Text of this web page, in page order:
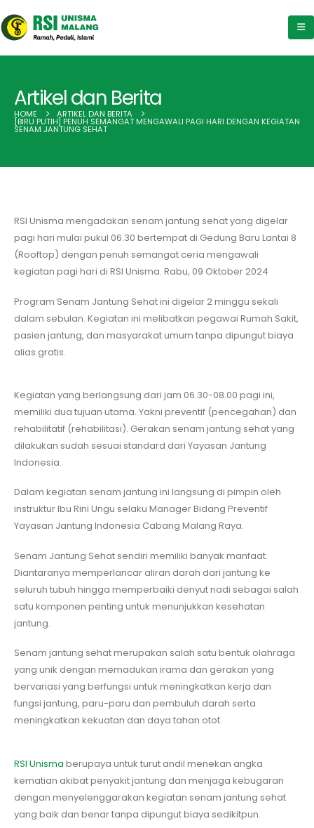
Artikel dan Berita
HOME ARTIKEL DAN BERITA
[BIRU PUTIH] PENUH SEMANGAT MENGAWALI PAGI HARI DENGAN KEGIATAN
SENAM JANTUNG SEHAT
RSI Unisma mengadakan senam jantung sehat yang digelar
pagi hari mulai pukul 06.30 bertempat di Gedung Baru Lantai 8
(Rooftop) dengan penuh semangat ceria mengawali
kegiatan pagi hari di RSI Unisma. Rabu, 09 Oktober 2024
Program Senam Jantung Sehat ini digelar 2 minggu sekali
dalam sebulan. Kegiatan ini melibatkan pegawai Rumah Sakit,
pasien jantung, dan masyarakat umum tanpa dipungut biaya
alias gratis.
Kegiatan yang berlangsung dari jam 06.30-08.00 pagi ini,
memiliki dua tujuan utama. Yakni preventif (pencegahan) dan
rehabilitatif (rehabilitasi). Gerakan senam jantung sehat yang
dilakukan sudah sesuai standard dari Yayasan Jantung
Indonesia.
Dalam kegiatan senam jantung ini langsung di pimpin oleh
instruktur Ibu Rini Ungu selaku Manager Bidang Preventif
Yayasan Jantung Indonesia Cabang Malang Raya.
Senam Jantung Sehat sendiri memiliki banyak manfaat.
Diantaranya memperlancar aliran darah dari jantung ke
seluruh tubuh hingga memperbaiki denyut nadi sebagai salah
satu komponen penting untuk menunjukkan kesehatan
jantung.
Senam jantung sehat merupakan salah satu bentuk olahraga
yang unik dengan memadukan irama dan gerakan yang
bervariasi yang berfungsi untuk meningkatkan kerja dan
fungsi jantung, paru-paru dan pembuluh darah serta
meningkatkan kekuatan dan daya tahan otot.
RSI Unisma berupaya untuk turut andil menekan angka
kematian akibat penyakit jantung dan menjaga kebugaran
dengan menyelenggarakan kegiatan senam jantung sehat
yang baik dan benar tanpa dipungut biaya sedikitpun.